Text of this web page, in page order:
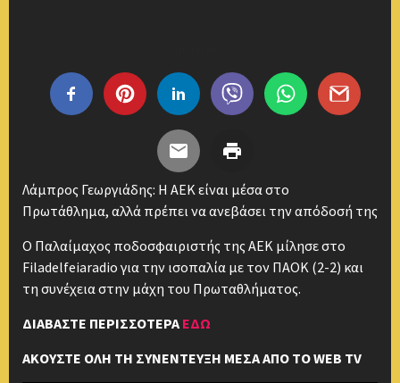
Λάμπρος Γεωργιάδης: Η ΑΕΚ είναι μέσα στο
Πρωτάθλημα, αλλά πρέπει να ανεβάσει την απόδοσή της
Ο Παλαίμαχος ποδοσφαιριστής της ΑΕΚ μίλησε στο
Filadelfeiaradio για την ισοπαλία με τον ΠΑΟΚ (2-2) και
τη συνέχεια στην μάχη του Πρωταθλήματος.
ΔΙΑΒΑΣΤΕ ΠΕΡΙΣΣΟΤΕΡΑ ΕΔΩ
ΑΚΟΥΣΤΕ ΟΛΗ ΤΗ ΣΥΝΕΝΤΕΥΞΗ ΜΕΣΑ ΑΠΟ ΤΟ WEB TV